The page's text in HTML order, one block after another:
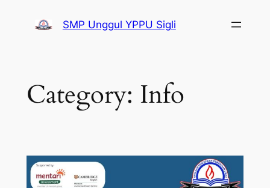
SMP Unggul YPPU Sigli
Category: Info